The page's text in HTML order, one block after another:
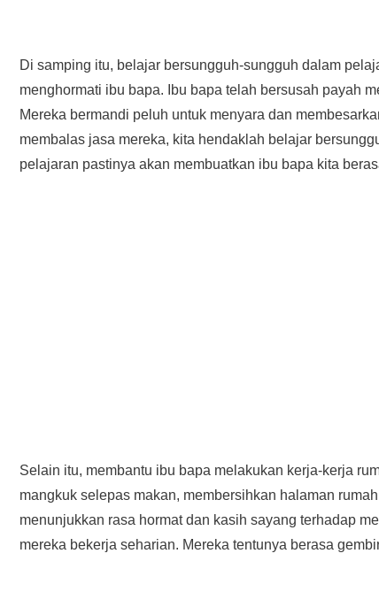
Di samping itu, belajar bersungguh-sungguh dalam
menghormati ibu bapa. Ibu bapa telah bersusah payah
Mereka bermandi peluh untuk menyara dan
membalas jasa mereka, kita hendaklah belajar
pelajaran pastinya akan membuatkan ibu bapa kita
Selain itu, membantu ibu bapa melakukan kerja-kerja
mangkuk selepas makan, membersihkan halaman
menunjukkan rasa hormat dan kasih sayang terhadap
mereka bekerja seharian. Mereka tentunya berasa